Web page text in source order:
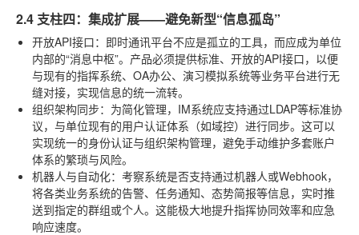
2.4 支柱四：集成扩展——避免新型“信息孤岛”
开放API接口：即时通讯平台不应是孤立的工具，而应成为单位
内部的“消息中枢”。产品必须提供标准、开放的API接口，以便
与现有的指挥系统、OA办公、演习模拟系统等业务平台进行无
缝对接，实现信息的统一流转。
组织架构同步：为简化管理，IM系统应支持通过LDAP等标准协
议，与单位现有的用户认证体系（如域控）进行同步。这可以
实现统一的身份认证与组织架构管理，避免手动维护多套账户
体系的繁琐与风险。
机器人与自动化：考察系统是否支持通过机器人或Webhook，
将各类业务系统的告警、任务通知、态势简报等信息，实时推
送到指定的群组或个人。这能极大地提升指挥协同效率和应急
响应速度。